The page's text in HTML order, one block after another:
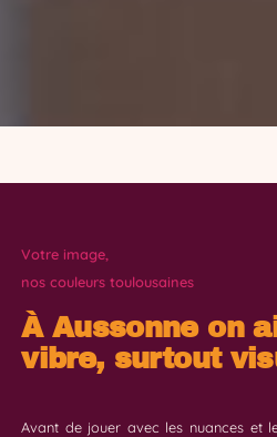
Votre image,
nos couleurs toulousaines
À Aussonne on
vibre, surtout
Avant de jouer avec les nuances et